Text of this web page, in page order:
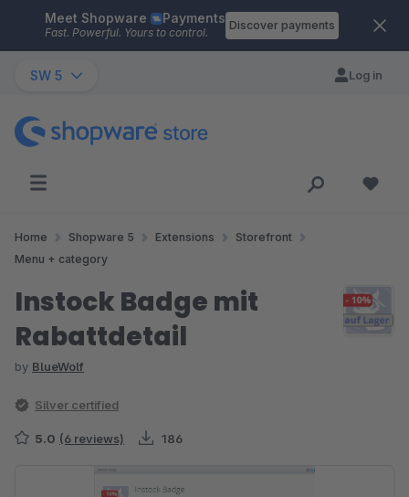
Skip to main content
Meet Shopware Payments
Fast. Powerful. Yours to control.
Discover payments
SW 5 Log in
Home Shopware 5 Extensions
Storefront
Menu + category
Instock Badge mit
Rabattdetail
by BlueWolf
Silver certified
5.0 (6 reviews) 186
Skip image gallery